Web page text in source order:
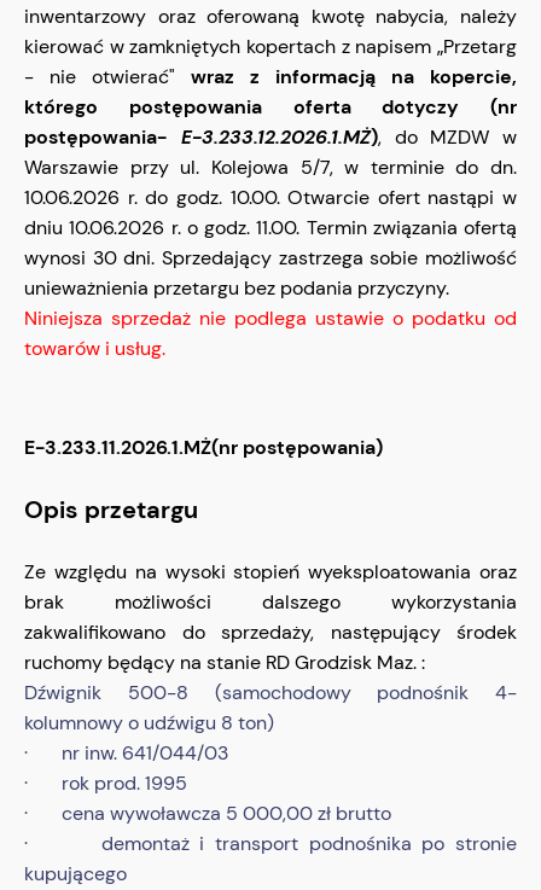
inwentarzowy oraz oferowaną kwotę nabycia, należy
kierować w zamkniętych kopertach z napisem „Przetarg
- nie otwierać" wraz z informacją na kopercie,
którego postępowania oferta dotyczy (nr
postępowania- E-3.233.12.2026.1.MŻ), do MZDW w
Warszawie przy ul. Kolejowa 5/7, w terminie do dn.
10.06.2026 r. do godz. 10.00. Otwarcie ofert nastąpi w
dniu 10.06.2026 r. o godz. 11.00. Termin związania ofertą
wynosi 30 dni. Sprzedający zastrzega sobie możliwość
unieważnienia przetargu bez podania przyczyny.
Niniejsza sprzedaż nie podlega ustawie o podatku od
towarów i usług.
E-3.233.11.2026.1.MŻ(nr postępowania)
Opis przetargu
Ze względu na wysoki stopień wyeksploatowania oraz
brak możliwości dalszego wykorzystania
zakwalifikowano do sprzedaży, następujący środek
ruchomy będący na stanie RD Grodzisk Maz. :
Dźwignik 500-8 (samochodowy podnośnik 4-
kolumnowy o udźwigu 8 ton)
· nr inw. 641/044/03
· rok prod. 1995
· cena wywoławcza 5 000,00 zł brutto
· demontaż i transport podnośnika po stronie
kupującego